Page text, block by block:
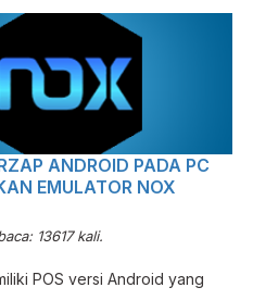
ANDROID PADA PC
EMULATOR NOX
13617 kali.
POS versi Android yang